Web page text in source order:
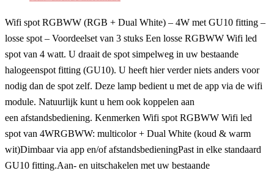
Wifi spot RGBWW (RGB + Dual White) – 4W met GU10 fitting –
losse spot – Voordeelset van 3 stuks Een losse RGBWW Wifi led
spot van 4 watt. U draait de spot simpelweg in uw bestaande
halogeenspot fitting (GU10). U heeft hier verder niets anders voor
nodig dan de spot zelf. Deze lamp bedient u met de app via de wifi
module. Natuurlijk kunt u hem ook koppelen aan
een afstandsbediening. Kenmerken Wifi spot RGBWW Wifi led
spot van 4WRGBWW: multicolor + Dual White (koud & warm
wit)Dimbaar via app en/of afstandsbedieningPast in elke standaard
GU10 fitting.Aan- en uitschakelen met uw bestaande